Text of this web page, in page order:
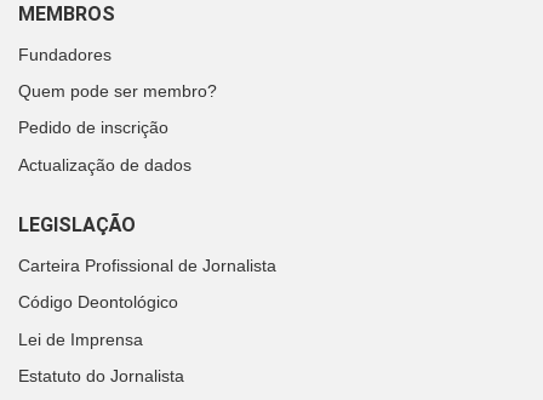
MEMBROS
Fundadores
Quem pode ser membro?
Pedido de inscrição
Actualização de dados
LEGISLAÇÃO
Carteira Profissional de Jornalista
Código Deontológico
Lei de Imprensa
Estatuto do Jornalista